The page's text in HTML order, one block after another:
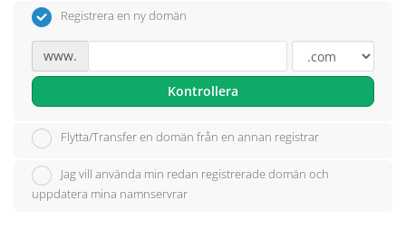
Registrera en ny domän
www.
Kontrollera
Flytta/Transfer en domän från en annan registrar
Jag vill använda min redan registrerade domän och
uppdatera mina namnservrar